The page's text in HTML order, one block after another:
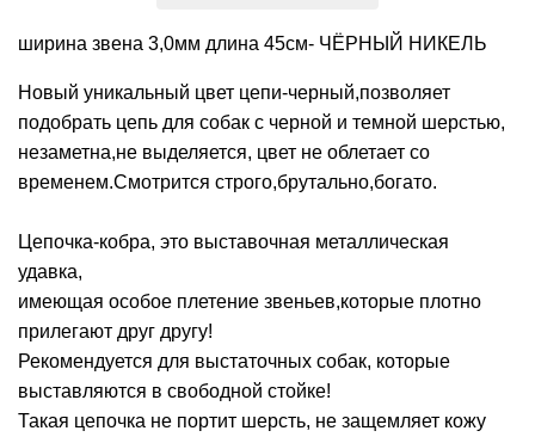
ширина звена 3,0мм длина 45см- ЧЁРНЫЙ НИКЕЛЬ
Новый уникальный цвет цепи-черный,позволяет
подобрать цепь для собак с черной и темной шерстью,
незаметна,не выделяется, цвет не облетает со
временем.Смотрится строго,брутально,богато.
Цепочка-кобра, это выставочная металлическая
удавка,
имеющая особое плетение звеньев,которые плотно
прилегают друг другу!
Рекомендуется для выстаточных собак, которые
выставляются в свободной стойке!
Такая цепочка не портит шерсть, не защемляет кожу